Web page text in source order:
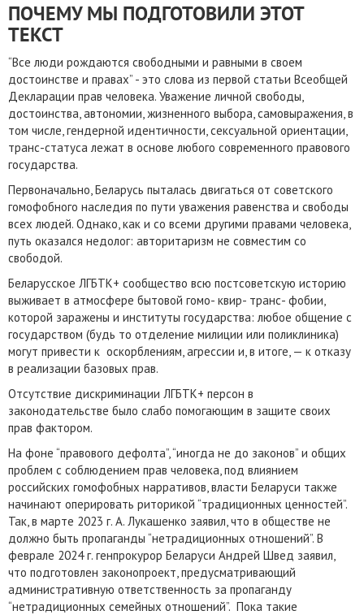
ПОЧЕМУ МЫ ПОДГОТОВИЛИ ЭТОТ
ТЕКСТ
“Все люди рождаются свободными и равными в своем
достоинстве и правах” - это слова из первой статьи Всеобщей
Декларации прав человека. Уважение личной свободы,
достоинства, автономии, жизненного выбора, самовыражения, в
том числе, гендерной идентичности, сексуальной ориентации,
транс-статуса лежат в основе любого современного правового
государства.
Первоначально, Беларусь пыталась двигаться от советского
гомофобного наследия по пути уважения равенства и свободы
всех людей. Однако, как и со всеми другими правами человека,
путь оказался недолог: авторитаризм не совместим со
свободой.
Беларусское ЛГБТК+ сообщество всю постсоветскую историю
выживает в атмосфере бытовой гомо- квир- транс- фобии,
которой заражены и институты государства: любое общение с
государством (будь то отделение милиции или поликлиника)
могут привести к оскорблениям, агрессии и, в итоге, — к отказу
в реализации базовых прав.
Отсутствие дискриминации ЛГБТК+ персон в
законодательстве было слабо помогающим в защите своих
прав фактором.
На фоне “правового дефолта”, “иногда не до законов” и общих
проблем с соблюдением прав человека, под влиянием
российских гомофобных нарративов, власти Беларуси также
начинают оперировать риторикой “традиционных ценностей”.
Так, в марте 2023 г. А. Лукашенко заявил, что в обществе не
должно быть пропаганды “нетрадиционных отношений”. В
феврале 2024 г. генпрокурор Беларуси Андрей Швед заявил,
что подготовлен законопроект, предусматривающий
административную ответственность за пропаганду
“нетрадиционных семейных отношений”. Пока такие